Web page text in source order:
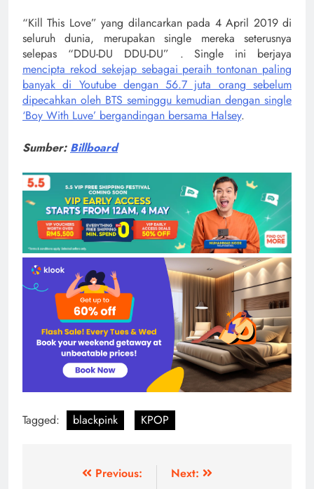
“Kill This Love” yang dilancarkan pada 4 April 2019 di
seluruh dunia, merupakan single mereka seterusnya
selepas “DDU-DU DDU-DU” . Single ini berjaya
mencipta rekod sekejap sebagai peraih tontonan paling
banyak di Youtube dengan 56.7 juta orang sebelum
dipecahkan oleh BTS seminggu kemudian dengan single
‘Boy With Luve’ bergandingan bersama Halsey.
Sumber: Billboard
Tagged: blackpink KPOP
Previous:
Next: